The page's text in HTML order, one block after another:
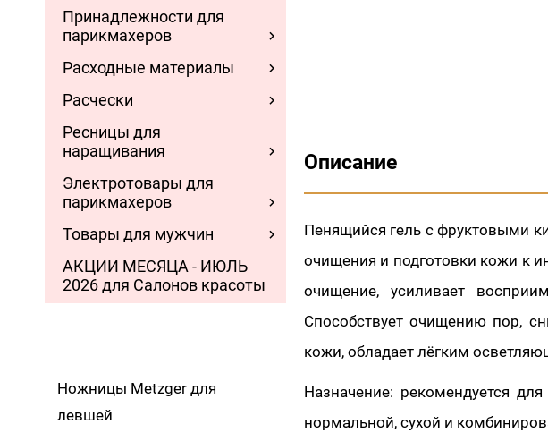
Принадлежности для
парикмахеров
Расходные материалы
Расчески
Ресницы для
наращивания
Электротовары для
парикмахеров
Товары для мужчин
АКЦИИ МЕСЯЦА - ИЮЛЬ
2026 для Салонов красоты
Ножницы Metzger для
левшей
Описание
Пенящийся гель с фруктовыми
очищения и подготовки кожи к
очищение, усиливает
Способствует очищению пор,
кожи, обладает лёгким
Назначение: рекомендуется
нормальной, сухой и